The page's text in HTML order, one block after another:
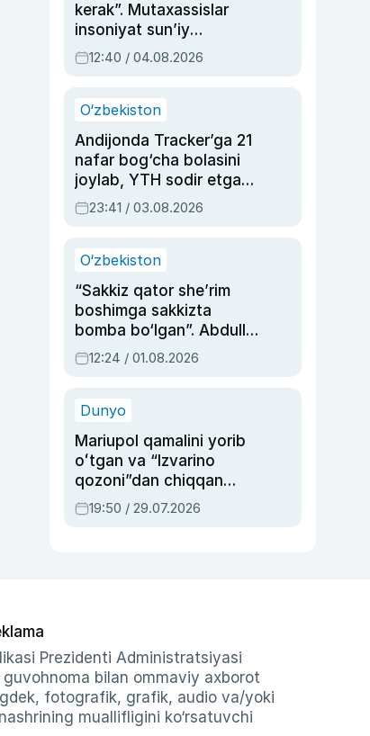
kerak”. Mutaxassislar
insoniyat sun’iy
intellektni boshqara
olmay qolishidan xavotir
12:40 / 04.08.2026
O‘zbekiston
Andijonda Tracker’ga 21
nafar bog‘cha bolasini
joylab, YTH sodir etgan
ayolga sud hukmi o‘qildi
23:41 / 03.08.2026
O‘zbekiston
“Sakkiz qator she’rim
boshimga sakkizta
bomba bo‘lgan”. Abdulla
Oripovni siyosiy
ayblovlardan asrab
12:24 / 01.08.2026
Dunyo
Mariupol qamalini yorib
oʻtgan va “Izvarino
qozoni”dan chiqqan
qahramon — Ukraina
armiyasi bosh
19:50 / 29.07.2026
Prezidenti Administratsiyasi
bilan ommaviy axborot
fotografik, grafik, audio va/yoki
muallifligini ko‘rsatuvchi